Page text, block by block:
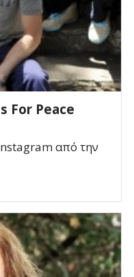
For Peace
από την